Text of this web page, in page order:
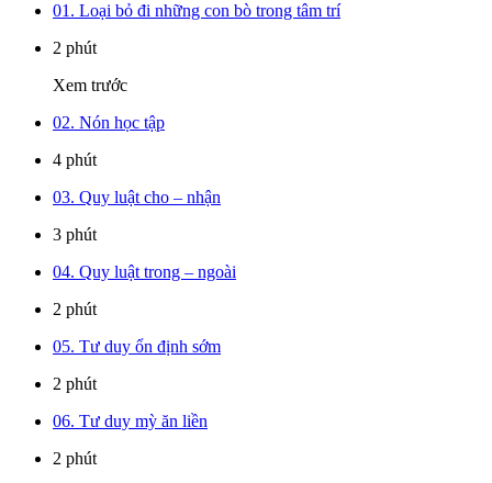
01. Loại bỏ đi những con bò trong tâm trí
2 phút
Xem trước
02. Nón học tập
4 phút
03. Quy luật cho – nhận
3 phút
04. Quy luật trong – ngoài
2 phút
05. Tư duy ổn định sớm
2 phút
06. Tư duy mỳ ăn liền
2 phút